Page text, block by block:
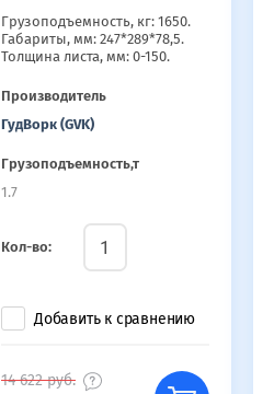
Грузоподъемность, кг: 1650.
Габариты, мм: 247*289*78,5.
Толщина листа, мм: 0-150.
Производитель
ГудВорк (GVK)
Грузоподъемность,т
1.7
Кол-во:
Добавить к сравнению
14 622руб.